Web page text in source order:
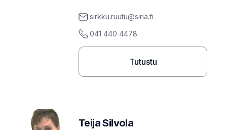
sirkku.ruutu@siria.fi
041 440 4478
Tutustu
Teija Silvola